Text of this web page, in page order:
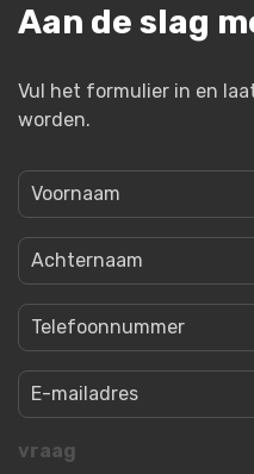
Aan de slag
Vul het formulier in en
worden.
Voornaam
Achternaam
Telefoonnummer
Email
vraag